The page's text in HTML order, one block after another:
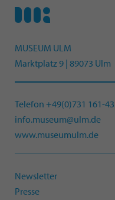
MUSEUM ULM
Marktplatz 9 | 89073 Ulm
Telefon +49(0)731 161-
info.museum@ulm.de
www.museumulm.de
Newsletter
Presse